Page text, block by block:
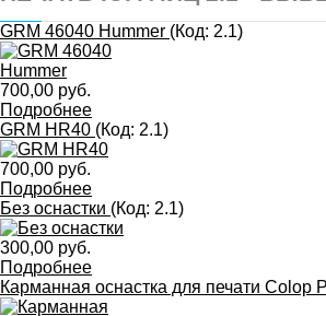
GRM 46040 Hummer (Код: 2.1)
700,00 руб.
Подробнее
GRM HR40 (Код: 2.1)
700,00 руб.
Подробнее
Без оснастки (Код: 2.1)
300,00 руб.
Подробнее
Карманная оснастка для печати Colop